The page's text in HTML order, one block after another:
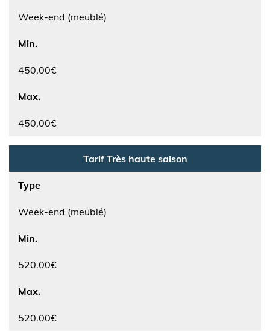
Week-end (meublé)
Min.
450.00€
Max.
450.00€
Tarif Très haute saison
Type
Week-end (meublé)
Min.
520.00€
Max.
520.00€